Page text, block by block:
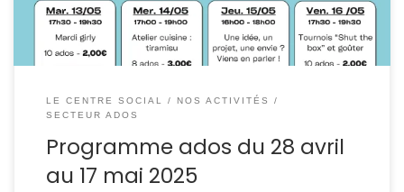
LE CENTRE SOCIAL
NOS ACTIVITÉS
SECTEUR ADOS
Programme ados du 28 avril
au 17 mai 2025